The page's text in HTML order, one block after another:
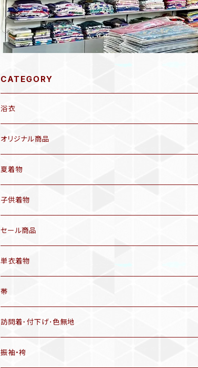
CATEGORY
浴衣
オリジナル商品
袷着物(10〜5月頃)
セオα 着物(5〜9月頃)
三分紐
帯揚げ
羽織
半幅帯
有松絞り浴衣(6～9月頃)
夏着物
アンティーク着物
リサイクル着物
子供着物
セール商品
単衣着物
アンティーク着物
リサイクル着物
帯
リサイクル帯
アンティーク帯
訪問着･付下げ･色無地
振袖・袴